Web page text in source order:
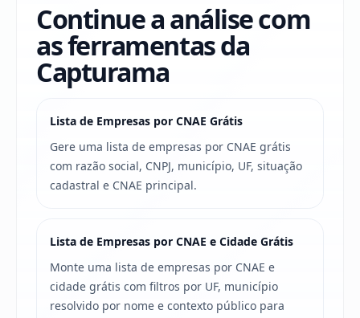
Continue a análise com
as ferramentas da
Capturama
Lista de Empresas por CNAE Grátis
Gere uma lista de empresas por CNAE grátis
com razão social, CNPJ, município, UF, situação
cadastral e CNAE principal.
Lista de Empresas por CNAE e Cidade Grátis
Monte uma lista de empresas por CNAE e
cidade grátis com filtros por UF, município
resolvido por nome e contexto público para